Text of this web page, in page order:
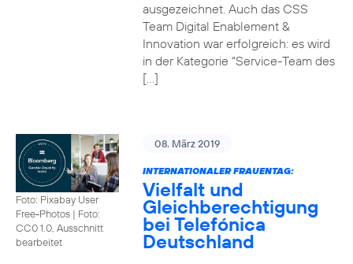
ausgezeichnet. Auch das CSS
Team Digital Enablement &
Innovation war erfolgreich: es wird
in der Kategorie “Service-Team des
[…]
Foto: Pixabay User
Free-Photos | Foto:
CC0 1.0, Ausschnitt
bearbeitet
08. März 2019
INTERNATIONALER FRAUENTAG:
Vielfalt und
Gleichberechtigung
bei Telefónica
Deutschland